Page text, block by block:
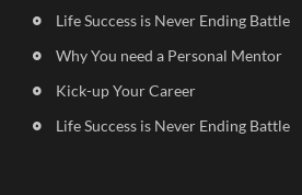
Life Success is Never Ending Battle
Why You need a Personal Mentor
Kick-up Your Career
Life Success is Never Ending Battle